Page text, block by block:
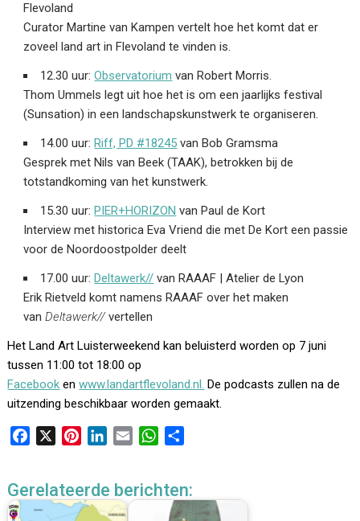
Flevoland
Curator Martine van Kampen vertelt hoe het komt dat er
zoveel land art in Flevoland te vinden is.
12.30 uur:Observatorium van Robert Morris.
Thom Ummels legt uit hoe het is om een jaarlijks festival
(Sunsation) in een landschapskunstwerk te organiseren.
14.00 uur:Riff, PD #18245 van Bob Gramsma
Gesprek met Nils van Beek (TAAK), betrokken bij de
totstandkoming van het kunstwerk.
15.30 uur:PIER+HORIZON van Paul de Kort
Interview met historica Eva Vriend die met De Kort een passie
voor de Noordoostpolder deelt
17.00 uur:Deltawerk// van RAAAF | Atelier de Lyon
Erik Rietveld komt namens RAAAF over het maken
vanDeltawerk//vertellen
Het Land Art Luisterweekend kan beluisterd worden op 7 juni
tussen 11:00 tot 18:00 op
Facebook enwww.landartflevoland.nl. De podcasts zullen na de
uitzending beschikbaar worden gemaakt.
e
b
t
e
k
e
i
W
t
e
Gerelateerde berichten: